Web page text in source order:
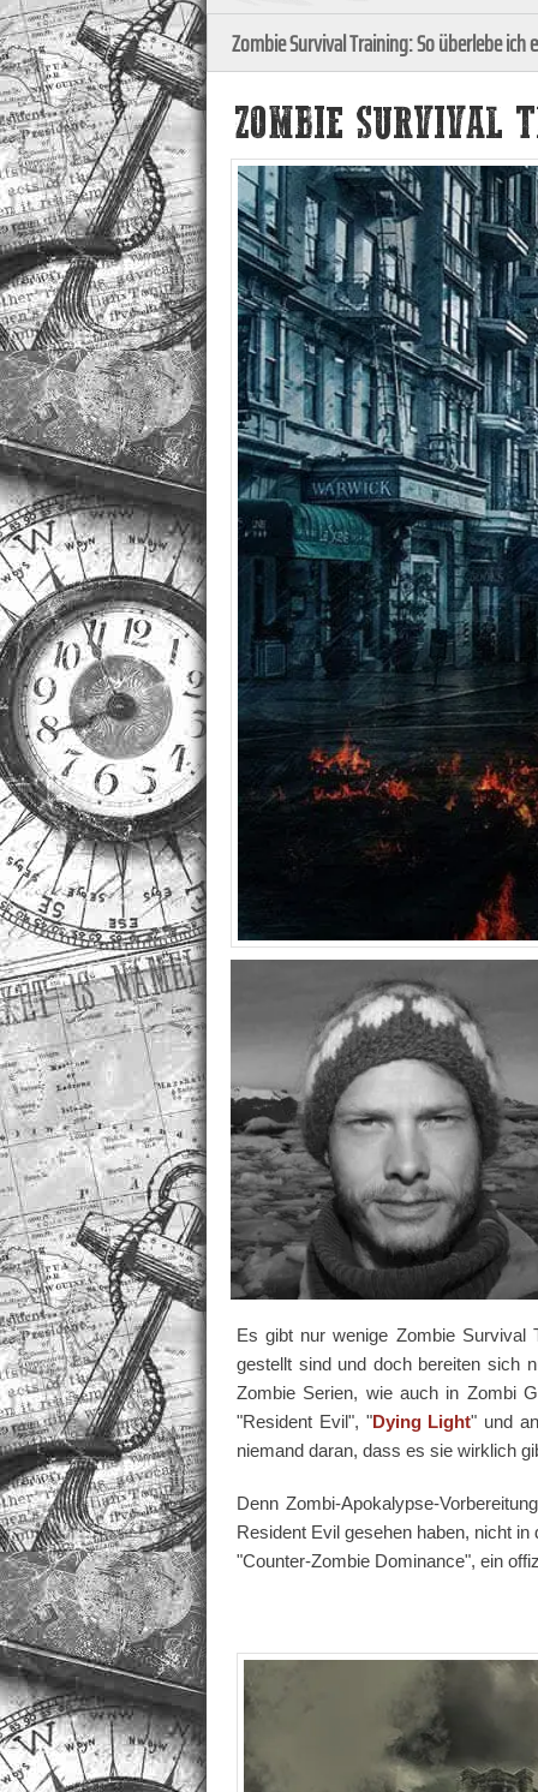
Zombie Survival Training: So überlebe
ZOMBIE SURVIVAL
Es gibt nur wenige Zombie Survival
gestellt sind und doch bereiten sich
Zombie Serien, wie auch in Zombi
"Resident Evil", "Dying Light" und
niemand daran, dass es sie wirklich
Denn Zombi-Apokalypse-
Resident Evil gesehen haben, nicht
"Counter-Zombie Dominance", ein